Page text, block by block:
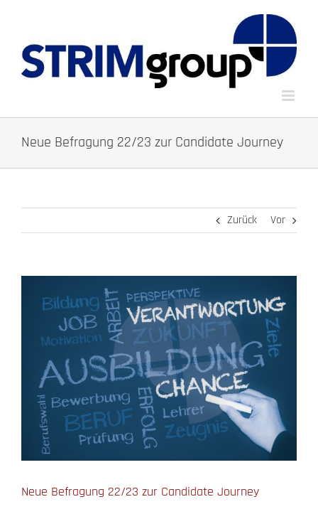
Neue Befragung 22/23 zur Candidate Journey
Zurück Vor
Neue Befragung 22/23 zur Candidate Journey